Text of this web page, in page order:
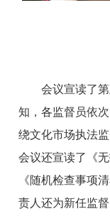
会议宣读了
知，各监督员依
绕文化市场执法
会议还宣读了《
《随机检查事项
责人还为新任监